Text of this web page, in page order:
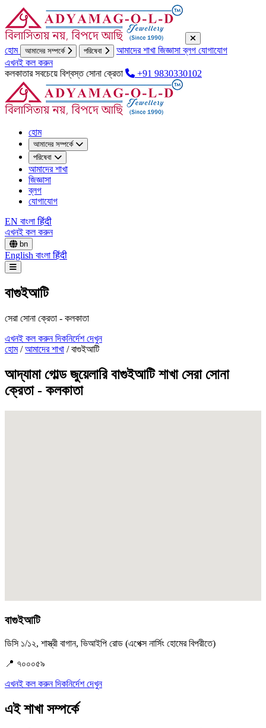
হোম আমাদের সম্পর্কে পরিষেবা আমাদের শাখা জিজ্ঞাসাব্লগ যোগাযোগ
এখনই কল করুন
কলকাতার সবচেয়ে বিশ্বস্ত সোনা ক্রেতা
+91 9830330102
হোম
আমাদের সম্পর্কে
পরিষেবা
আমাদের শাখা
জিজ্ঞাসা
ব্লগ
যোগাযোগ
EN বাংলাहिंदी
এখনই কল করুন
bn
English বাংলাहिंदी
বাগুইআটি
সেরা সোনা ক্রেতা - কলকাতা
এখনই কল করুনদিকনির্দেশ দেখুন
হোম/আমাদের শাখা /বাগুইআটি
আদ্যামা গোল্ড জুয়েলারি বাগুইআটি শাখা সেরা সোনা
ক্রেতা - কলকাতা
বাগুইআটি
ডিসি ১/১২, শাস্ত্রী বাগান, ভিআইপি রোড (এপেক্স নার্সিং হোমের বিপরীতে)
📍 ৭০০০৫৯
এখনই কল করুনদিকনির্দেশ দেখুন
এই শাখা সম্পর্কে